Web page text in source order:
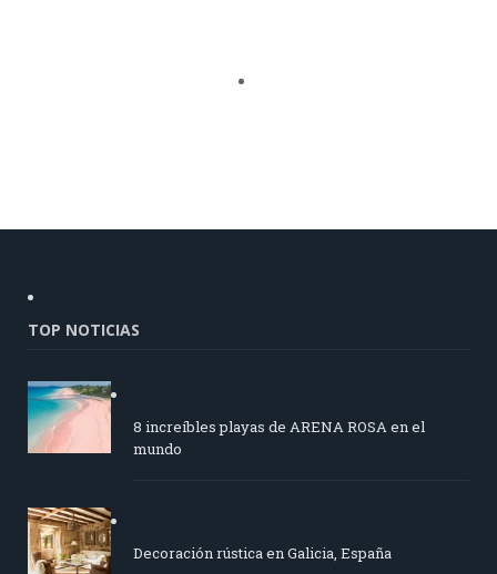
TOP NOTICIAS
8 increíbles playas de ARENA ROSA en el
mundo
Decoración rústica en Galicia, España